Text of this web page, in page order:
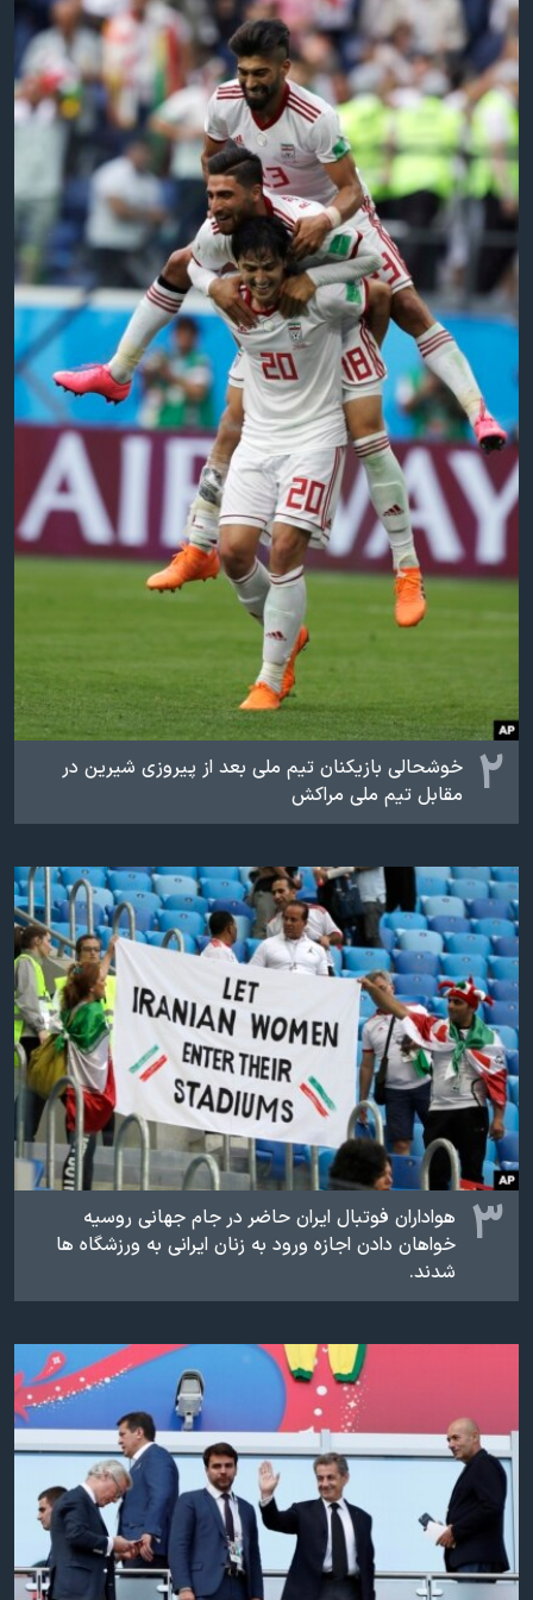
نرگس محمدی برنده جایزه نوبل صلح
همایش محافظه‌کاران آمریکا «سی‌پک»
صفحه‌های ویژه
سفر پرزیدنت ترامپ به چین
۲ خوشحالی بازیکنان تیم ملی بعد از پیروزی شیرین در
مقابل تیم ملی مراکش
۳
هواداران فوتبال ایران حاضر در جام جهانی روسیه
خواهان دادن اجازه ورود به زنان ایرانی به ورزشگاه ها
شدند.